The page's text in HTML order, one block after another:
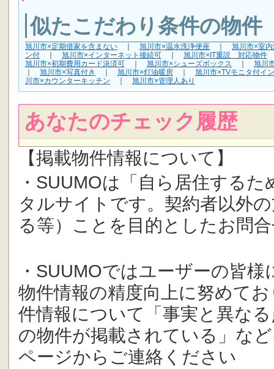
似たこだわり条件の物件
旭川市×定期借家を含まない ｜ 旭川市×温水洗浄便座 ｜ 旭川市×室
ン付 ｜ 旭川市×インターネット接続可 ｜ 旭川市×IT重説 対応物件
旭川市×初期費用カード決済可 ｜ 旭川市×シューズボックス ｜ 旭川
｜ 旭川市×写真付き ｜ 旭川市×灯油暖房 ｜ 旭川市×TVモニタ付イ
川市×カウンターキッチン ｜ 旭川市×管理人あり
あなたのチェック履歴
【掲載物件情報について】
・SUUMOは「自ら居住する
タルサイトです。契約者以外
る等）ことを目的としたお問
・SUUMOではユーザーの皆
物件情報の精度向上に努めて
件情報について「事実と異な
の物件が掲載されている」な
ページからご連絡ください